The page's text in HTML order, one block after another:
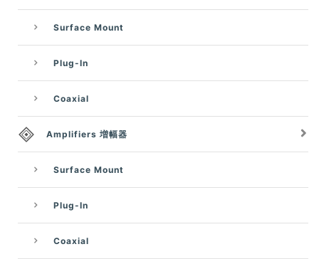
Surface Mount
Plug-In
Coaxial
Amplifiers 増幅器
Surface Mount
Plug-In
Coaxial